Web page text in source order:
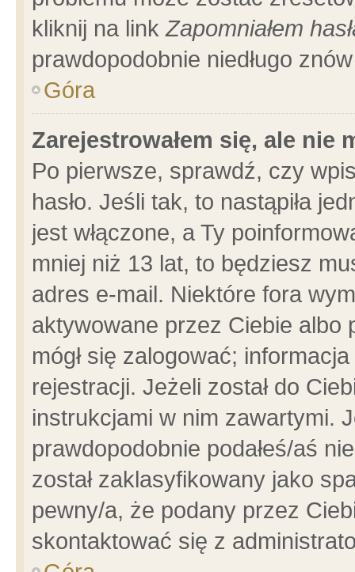
kliknij na linkZapomniałem
prawdopodobnie niedługo
Góra
Zarejestrowałem się, ale nie
Po pierwsze, sprawdź, czy
hasło. Jeśli tak, to nastąpiła
jest włączone, a Ty
mniej niż 13 lat, to będziesz
adres e-mail. Niektóre fora
aktywowane przez Ciebie albo
mógł się zalogować;
rejestracji. Jeżeli został do
instrukcjami w nim zawartymi.
prawdopodobnie podałeś/aś
został zaklasyfikowany jako
pewny/a, że podany przez
skontaktować się z